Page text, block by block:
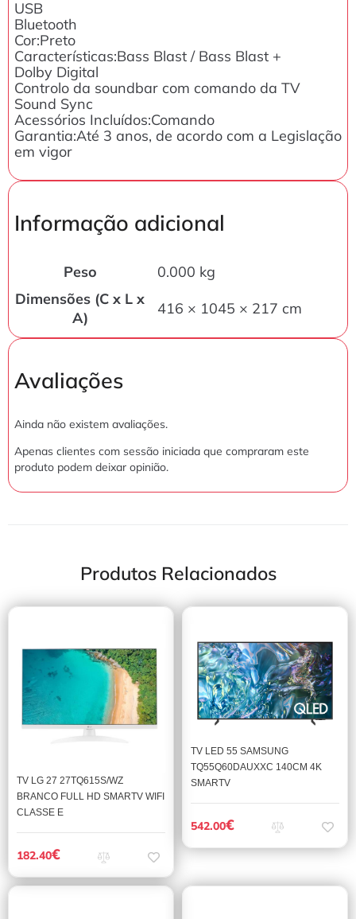
USB
Bluetooth
Cor:Preto
Características:Bass Blast / Bass Blast +
Dolby Digital
Controlo da soundbar com comando da TV
Sound Sync
Acessórios Incluídos:Comando
Garantia:Até 3 anos, de acordo com a Legislação
em vigor
Informação adicional
Peso
0.000 kg
Dimensões (C x L x
A)
416 × 1045 × 217 cm
Avaliações
Ainda não existem avaliações.
Apenas clientes com sessão iniciada que compraram este
produto podem deixar opinião.
Produtos Relacionados
TV LG 27 27TQ615S/WZ
BRANCO FULL HD SMARTV WIFI
CLASSE E
182.40€
TV LED 55 SAMSUNG
TQ55Q60DAUXXC 140CM 4K
SMARTV
542.00€